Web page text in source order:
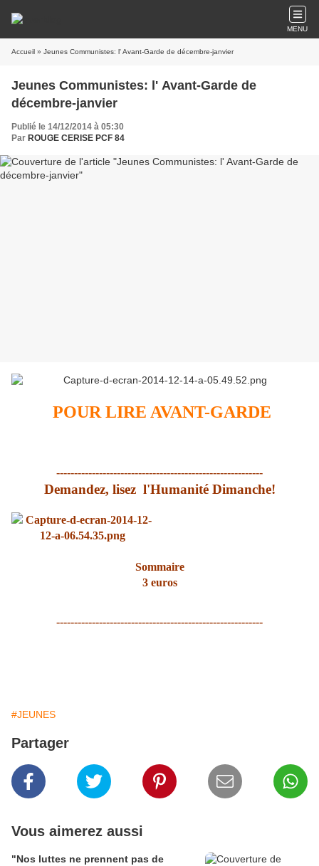
MENU
Accueil » Jeunes Communistes: l' Avant-Garde de décembre-janvier
Jeunes Communistes: l' Avant-Garde de
décembre-janvier
Publié le 14/12/2014 à 05:30
Par ROUGE CERISE PCF 84
POUR LIRE AVANT-GARDE
----------------------------------------------------------
Demandez, lisez l'Humanité Dimanche!
Sommaire
3 euros
----------------------------------------------------------
#JEUNES
Partager
Vous aimerez aussi
"Nos luttes ne prennent pas de